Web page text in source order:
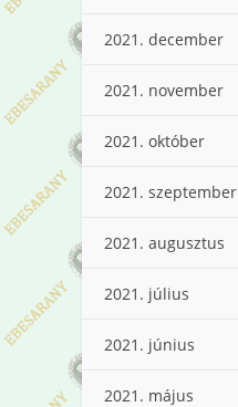
2021. december
2021. november
2021. október
2021. szeptember
2021. augusztus
2021. július
2021. június
2021. május